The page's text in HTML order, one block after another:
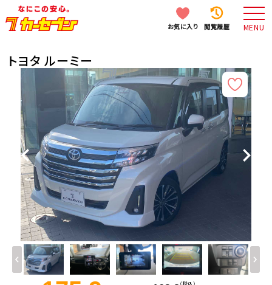
お気に入り 閲覧履歴 MENU
トヨタ ルーミー
（税込）